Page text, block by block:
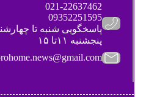
021-22637462
09352251595
پاسخگویی شنبه تا چهارشنبه ۱۱ تا ۱۹
پنجشنبه ۱۱تا ۱۵
prohome.news@gmail.com